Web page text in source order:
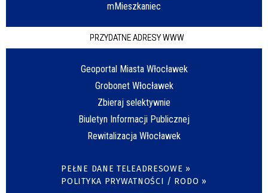
mMieszkaniec
PRZYDATNE ADRESY WWW
Geoportal Miasta Włocławek
Grobonet Włocławek
Zbieraj selektywnie
Biuletyn Informacji Publicznej
Rewitalizacja Włocławek
PEŁNE DANE TELEADRESOWE »
POLITYKA PRYWATNOŚCI / RODO »